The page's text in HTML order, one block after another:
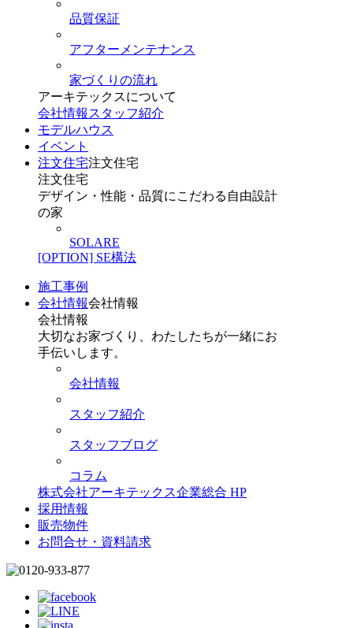
品質保証
アフターメンテナンス
家づくりの流れ
アーキテックスについて
会社情報 スタッフ紹介
モデルハウス
イベント
注文住宅注文住宅
注文住宅
デザイン・性能・品質にこだわる自由設計
の家
SOLARE
[OPTION] SE構法
施工事例
会社情報会社情報
会社情報
大切なお家づくり、わたしたちが一緒にお
手伝いします。
会社情報
スタッフ紹介
スタッフブログ
コラム
株式会社アーキテックス企業総合 HP
採用情報
販売物件
お問合せ・資料請求